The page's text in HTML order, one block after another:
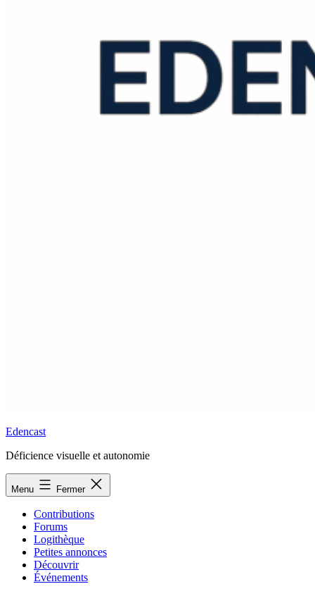
Edencast
Déficience visuelle et autonomie
Menu Fermer
Contributions
Forums
Logithèque
Petites annonces
Découvrir
Événements